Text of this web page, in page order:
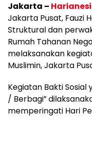
Jakarta –
Jakarta Pusat, Fauzi
Struktural dan
Rumah Tahanan
melaksanakan
Muslimin, Jakarta
Kegiatan Bakti Sosial
/ Berbagi”
memperingati Hari